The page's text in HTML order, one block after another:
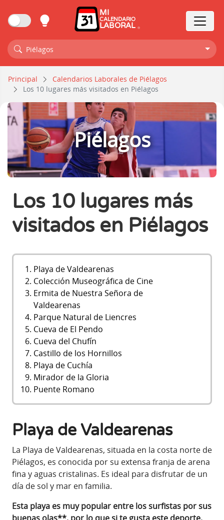
MI
CALENDARIO
LABORAL
Piélagos
Principal
Calendarios Laborales de Piélagos
Los 10 lugares más visitados en Piélagos
Piélagos
Los 10 lugares más
visitados en Piélagos
Playa de Valdearenas
Colección Museográfica de Cine
Ermita de Nuestra Señora de
Valdearenas
Parque Natural de Liencres
Cueva de El Pendo
Cueva del Chufín
Castillo de los Hornillos
Playa de Cuchía
Mirador de la Gloria
Puente Romano
Playa de Valdearenas
La Playa de Valdearenas, situada en la costa norte de
Piélagos, es conocida por su extensa franja de arena
fina y aguas cristalinas. Es ideal para disfrutar de un
día de sol y mar en familia.
Esta playa es muy popular entre los surfistas por sus